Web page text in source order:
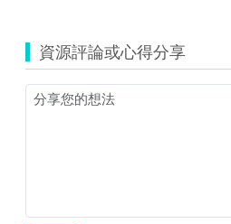
資源評論或心得分享